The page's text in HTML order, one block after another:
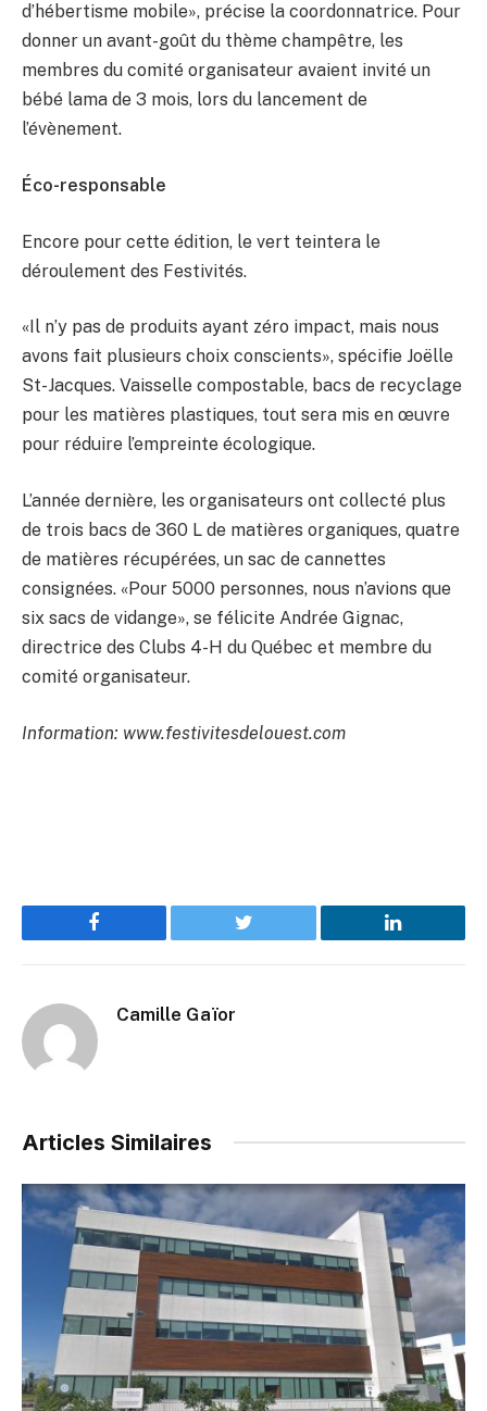
d’hébertisme mobile», précise la coordonnatrice. Pour
donner un avant-goût du thème champêtre, les
membres du comité organisateur avaient invité un
bébé lama de 3 mois, lors du lancement de
l’évènement.
Éco-responsable
Encore pour cette édition, le vert teintera le
déroulement des Festivités.
«Il n’y pas de produits ayant zéro impact, mais nous
avons fait plusieurs choix conscients», spécifie Joëlle
St-Jacques. Vaisselle compostable, bacs de recyclage
pour les matières plastiques, tout sera mis en œuvre
pour réduire l’empreinte écologique.
L’année dernière, les organisateurs ont collecté plus
de trois bacs de 360 L de matières organiques, quatre
de matières récupérées, un sac de cannettes
consignées. «Pour 5000 personnes, nous n’avions que
six sacs de vidange», se félicite Andrée Gignac,
directrice des Clubs 4-H du Québec et membre du
comité organisateur.
Information: www.festivitesdelouest.com
Facebook Twitter LinkedIn
Camille Gaïor
Articles Similaires